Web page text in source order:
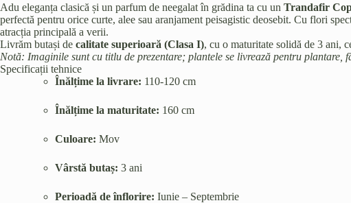
Adu eleganța clasică și un parfum de neegalat în grădina ta cu un Trandafir
perfectă pentru orice curte, alee sau aranjament peisagistic deosebit. Cu flori
atracția principală a verii.
Livrăm butași de calitate superioară (Clasa I), cu o maturitate solidă de 3 ani,
Notă: Imaginile sunt cu titlu de prezentare; plantele se livrează pentru
Specificații tehnice
Înălțime la livrare: 110-120 cm
Înălțime la maturitate: 160 cm
Culoare: Mov
Vârstă butaș: 3 ani
Perioadă de înflorire: Iunie – Septembrie